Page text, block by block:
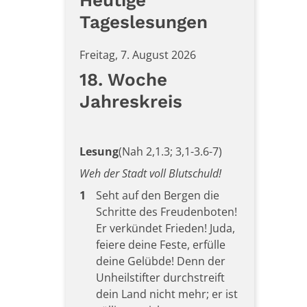
Tageslesungen
Freitag, 7. August 2026
18. Woche
Jahreskreis
Lesung(Nah 2,1.3; 3,1-3.6-7)
Weh der Stadt voll Blutschuld!
1
Seht auf den Bergen die
Schritte des Freudenboten!
Er verkündet Frieden! Juda,
feiere deine Feste, erfülle
deine Gelübde! Denn der
Unheilstifter durchstreift
dein Land nicht mehr; er ist